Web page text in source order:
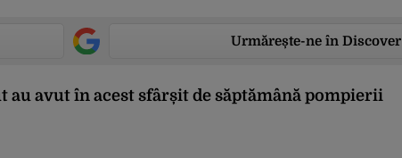
Urmărește-ne în Discover
avut în acest sfârșit de săptămână pompierii